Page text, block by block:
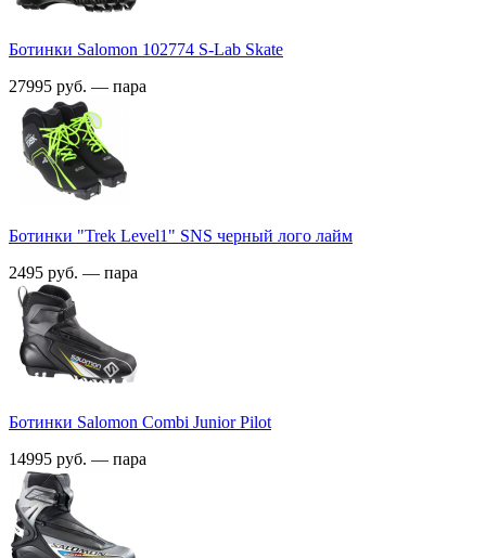
Ботинки Salomon 102774 S-Lab Skate
27995 руб. — пара
Ботинки "Trek Level1" SNS черный лого лайм
2495 руб. — пара
Ботинки Salomon Combi Junior Pilot
14995 руб. — пара